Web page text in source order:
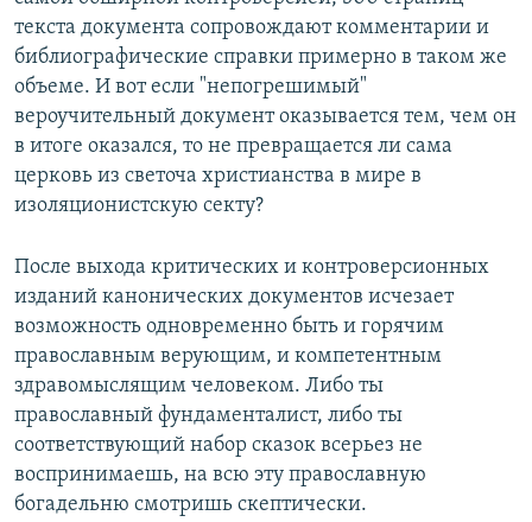
текста документа сопровождают комментарии и
библиографические справки примерно в таком же
объеме. И вот если "непогрешимый"
вероучительный документ оказывается тем, чем он
в итоге оказался, то не превращается ли сама
церковь из светоча христианства в мире в
изоляционистскую секту?
После выхода критических и контроверсионных
изданий канонических документов исчезает
возможность одновременно быть и горячим
православным верующим, и компетентным
здравомыслящим человеком. Либо ты
православный фундаменталист, либо ты
соответствующий набор сказок всерьез не
воспринимаешь, на всю эту православную
богадельню смотришь скептически.